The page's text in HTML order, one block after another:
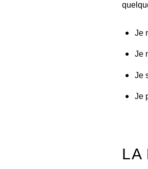
Je
Je
Je
Je
LA